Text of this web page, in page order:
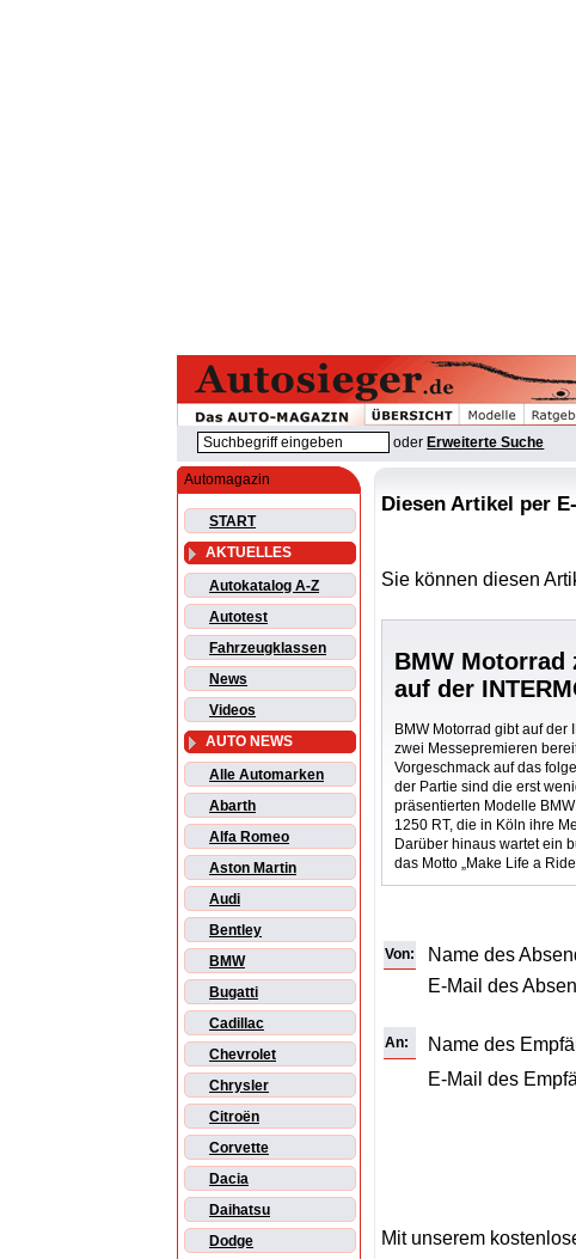
oder Erweiterte Suche
Automagazin
START
AKTUELLES
Autokatalog A-Z
Autotest
Fahrzeugklassen
News
Videos
AUTO NEWS
Alle Automarken
Abarth
Alfa Romeo
Aston Martin
Audi
Bentley
BMW
Bugatti
Cadillac
Chevrolet
Chrysler
Citroën
Corvette
Dacia
Daihatsu
Dodge
Diesen Artikel per
Sie können diesen
BMW Motorrad
auf der
BMW Motorrad gibt auf der
zwei Messepremieren
Vorgeschmack auf das
der Partie sind die erst
präsentierten Modelle
1250 RT, die in Köln ihre
Darüber hinaus wartet ein
das Motto „Make Life a
Von:
Name des
E-Mail des
An: Name des
E-Mail des
Mit unserem